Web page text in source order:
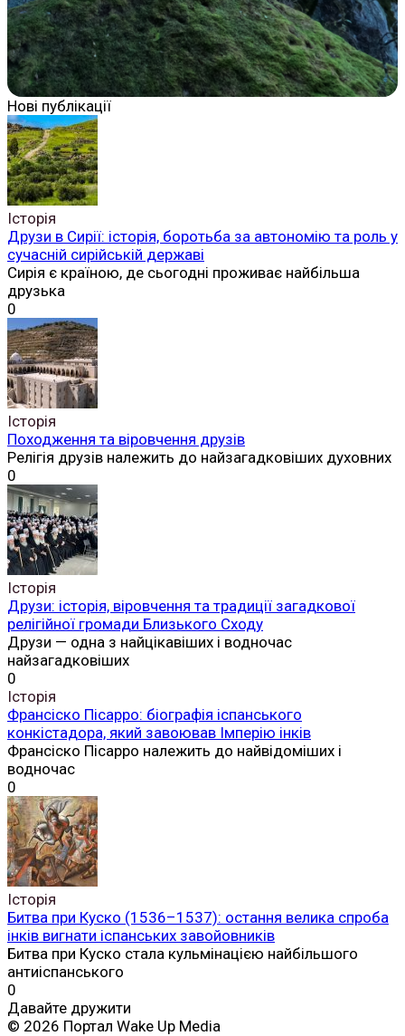
Нові публікації
Історія
Друзи в Сирії: історія, боротьба за автономію та роль у
сучасній сирійській державі
Сирія є країною, де сьогодні проживає найбільша
друзька
0
Історія
Походження та віровчення друзів
Релігія друзів належить до найзагадковіших духовних
0
Історія
Друзи: історія, віровчення та традиції загадкової
релігійної громади Близького Сходу
Друзи — одна з найцікавіших і водночас
найзагадковіших
0
Історія
Франсіско Пісарро: біографія іспанського
конкістадора, який завоював Імперію інків
Франсіско Пісарро належить до найвідоміших і
водночас
0
Історія
Битва при Куско (1536–1537): остання велика спроба
інків вигнати іспанських завойовників
Битва при Куско стала кульмінацією найбільшого
антиіспанського
0
Давайте дружити
© 2026 Портал Wake Up Media